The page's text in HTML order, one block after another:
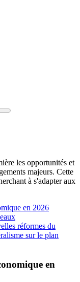
les opportunités et
majeurs. Cette
à s'adapter aux
en 2026
réformes du
sur le plan
en